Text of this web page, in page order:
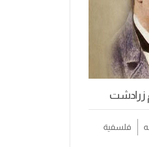
زرادشت
فلسفية